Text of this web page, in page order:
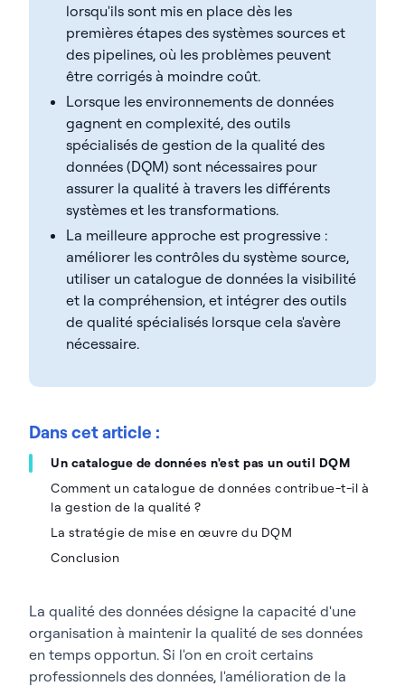
lorsqu'ils sont mis en place dès les
premières étapes des systèmes sources et
des pipelines, où les problèmes peuvent
être corrigés à moindre coût.
Lorsque les environnements de données
gagnent en complexité, des outils
spécialisés de gestion de la qualité des
données (DQM) sont nécessaires pour
assurer la qualité à travers les différents
systèmes et les transformations.
La meilleure approche est progressive :
améliorer les contrôles du système source,
utiliser un catalogue de données la visibilité
et la compréhension, et intégrer des outils
de qualité spécialisés lorsque cela s'avère
nécessaire.
Dans cet article :
Un catalogue de données n'est pas un outil DQM
Comment un catalogue de données contribue-t-il à
la gestion de la qualité ?
La stratégie de mise en œuvre du DQM
Conclusion
La qualité des données désigne la capacité d'une
organisation à maintenir la qualité de ses données
en temps opportun. Si l'on en croit certains
professionnels des données, l'amélioration de la